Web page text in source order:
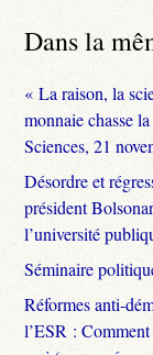
Dans la
« La raison, la
monnaie chasse
Sciences, 21
Désordre et
président
l’université
Séminaire
Réformes anti-
l’ESR :